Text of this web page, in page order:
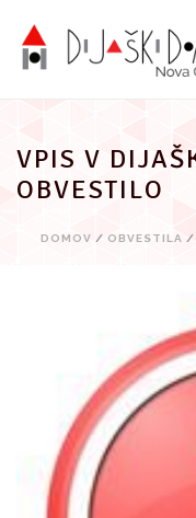
vsebino
VPIS V
OBVESTILO
DOMOV / OBVESTILA /